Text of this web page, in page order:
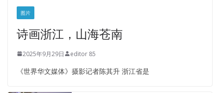
图片
诗画浙江，山海苍南
2025年9月29日 editor 85
《世界华文媒体》摄影记者陈其升 浙江省是